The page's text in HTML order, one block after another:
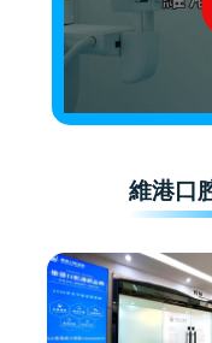
維港口